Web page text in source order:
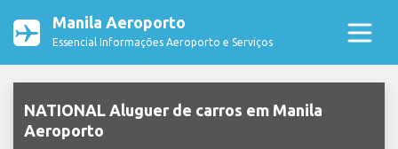
Manila Aeroporto
Essencial Informações Aeroporto e Serviços
NATIONAL Aluguer de carros em Manila
Aeroporto